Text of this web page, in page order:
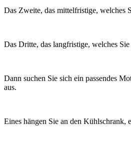
Das Zweite, das mittelfristige, welches
Das Dritte, das langfristige, welches
Dann suchen Sie sich ein passendes
aus.
Eines hängen Sie an den Kühlschrank,